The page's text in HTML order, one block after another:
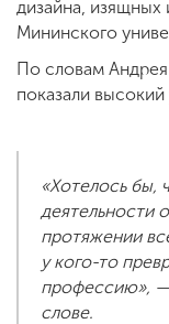
дизайна, изящных
Мининского
По словам
показали
«Хотелось бы,
деятельности
протяжении
у кого-то
профессию», —
слове.